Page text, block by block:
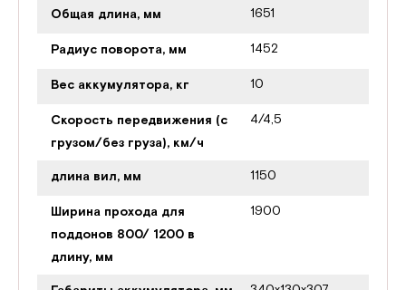
Общая длина, мм 1651
Радиус поворота, мм 1452
Вес аккумулятора, кг 10
Скорость передвижения (с
грузом/без груза), км/ч
4/4,5
длина вил, мм 1150
Ширина прохода для
поддонов 800/ 1200 в
длину, мм
1900